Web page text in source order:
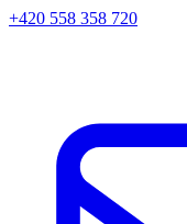
+420 558 358 720